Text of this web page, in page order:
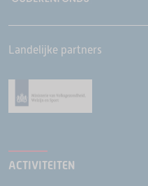
Landelijke partners
ACTIVITEITEN